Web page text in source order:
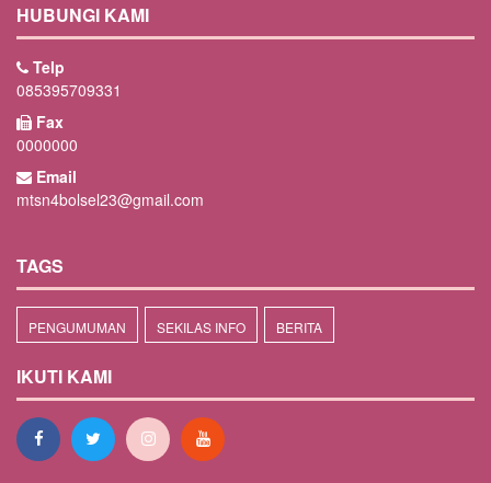
HUBUNGI KAMI
Telp
085395709331
Fax
0000000
Email
mtsn4bolsel23@gmail.com
TAGS
PENGUMUMAN SEKILAS INFO BERITA
IKUTI KAMI